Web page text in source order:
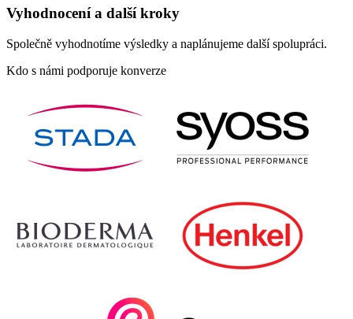
Vyhodnocení a další kroky
Společně vyhodnotíme výsledky a naplánujeme další spolupráci.
Kdo s námi podporuje konverze